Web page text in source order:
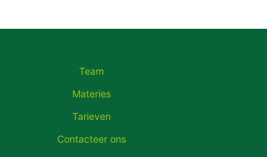
Team
Materies
Tarieven
Contacteer ons